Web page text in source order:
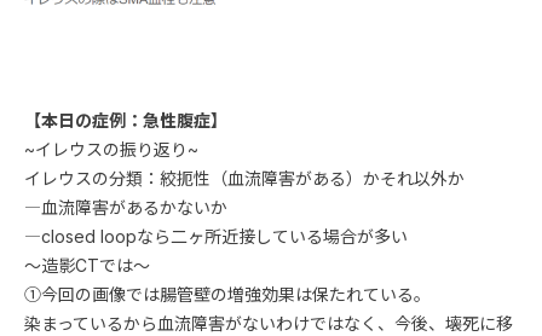
【本日の症例：急性腹症】
~イレウスの振り返り~
イレウスの分類：絞扼性（血流障害がある）かそれ以外か
―血流障害があるかないか
―closed loopなら二ヶ所近接している場合が多い
～造影CTでは～
①今回の画像では腸管壁の増強効果は保たれている。
染まっているから血流障害がないわけではなく、今後、壊死に移